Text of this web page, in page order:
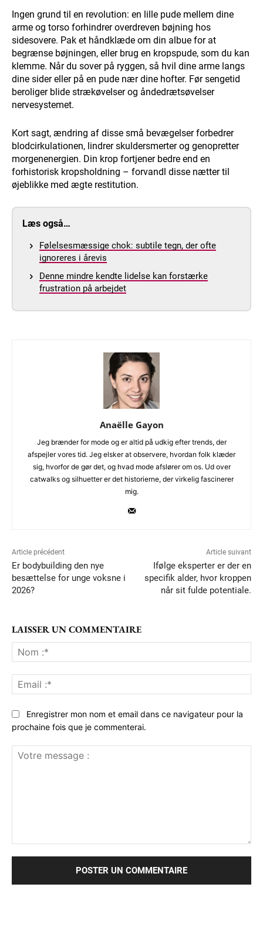
Ingen grund til en revolution: en lille pude mellem dine
arme og torso forhindrer overdreven bøjning hos
sidesovere. Pak et håndklæde om din albue for at
begrænse bøjningen, eller brug en kropspude, som du kan
klemme. Når du sover på ryggen, så hvil dine arme langs
dine sider eller på en pude nær dine hofter. Før sengetid
beroliger blide strækøvelser og åndedrætsøvelser
nervesystemet.
Kort sagt, ændring af disse små bevægelser forbedrer
blodcirkulationen, lindrer skuldersmerter og genopretter
morgenenergien. Din krop fortjener bedre end en
forhistorisk kropsholdning – forvandl disse nætter til
øjeblikke med ægte restitution.
Læs også…
Følelsesmæssige chok: subtile tegn, der ofte
ignoreres i årevis
Denne mindre kendte lidelse kan forstærke
frustration på arbejdet
Anaëlle Gayon
Jeg brænder for mode og er altid på udkig efter trends, der
afspejler vores tid. Jeg elsker at observere, hvordan folk klæder
sig, hvorfor de gør det, og hvad mode afslører om os. Ud over
catwalks og silhuetter er det historierne, der virkelig fascinerer
mig.
Article précédent
Er bodybuilding den nye
besættelse for unge voksne i
2026?
Article suivant
Ifølge eksperter er der en
specifik alder, hvor kroppen
når sit fulde potentiale.
LAISSER UN COMMENTAIRE
:*
:*
Enregistrer mon nom et email dans ce navigateur pour la
prochaine fois que je commenterai.